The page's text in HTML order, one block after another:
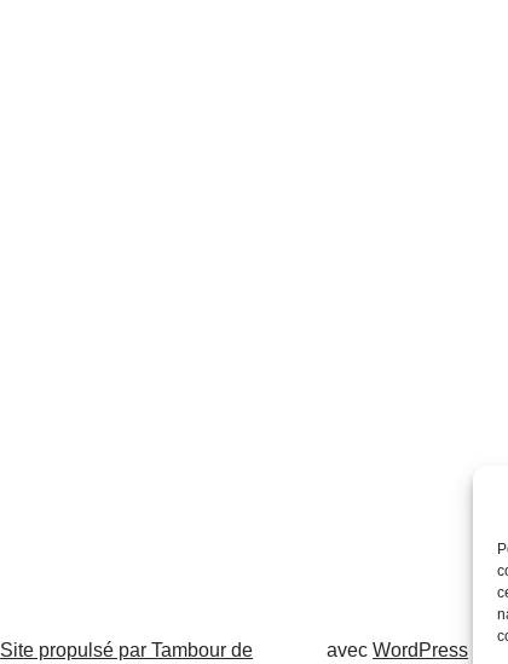
Site propulsé par Tambour de avec WordPress